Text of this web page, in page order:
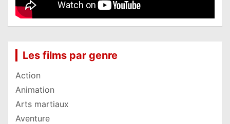
Les films par genre
Action
Animation
Arts martiaux
Aventure